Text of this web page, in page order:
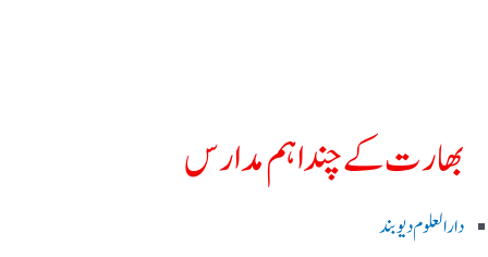
بھارت کے چند اہم مدارس
دارالعلوم دیوبند